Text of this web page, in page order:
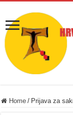
Home / Prijava za